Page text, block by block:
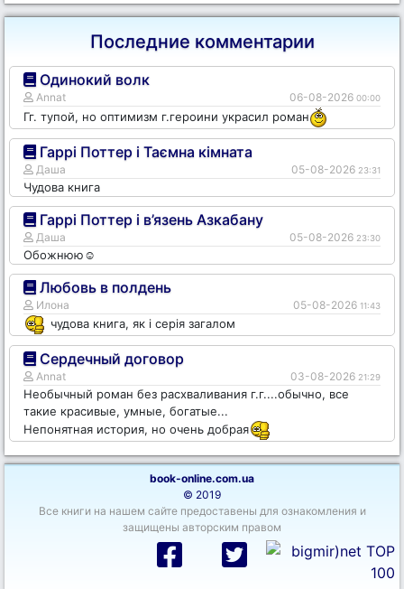
Последние комментарии
Одинокий волк
Annat 06-08-2026 00:00
Гг. тупой, но оптимизм г.героини украсил роман
Гаррі Поттер і Таємна кімната
Даша 05-08-2026 23:31
Чудова книга
Гаррі Поттер і в’язень Азкабану
Даша 05-08-2026 23:30
Обожнюю☺️
Любовь в полдень
Илона 05-08-2026 11:43
чудова книга, як і серія загалом
Сердечный договор
Annat 03-08-2026 21:29
Необычный роман без расхваливания г.г....обычно, все
такие красивые, умные, богатые...
Непонятная история, но очень добрая
book-online.com.ua
© 2019
Все книги на нашем сайте предоставены для ознакомления и
защищены авторским правом